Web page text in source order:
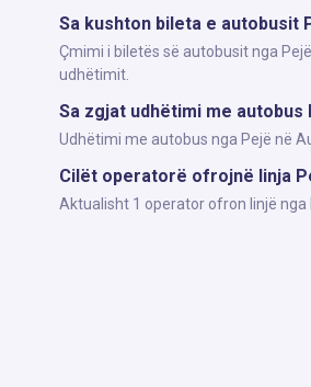
Sa kushton bileta e autobusit
Çmimi i biletës së autobusit nga
udhëtimit.
Sa zgjat udhëtimi me autobus
Udhëtimi me autobus nga Pejë në
Cilët operatorë ofrojnë linja
Aktualisht 1 operator ofron linjë